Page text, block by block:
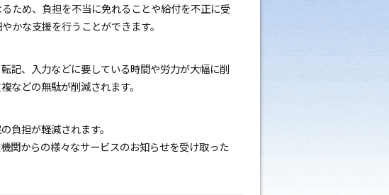
ため、負担を不当に免れることや給付を不正に受
かな支援を行うことができます。
記、入力などに要している時間や労力が大幅に削
などの無駄が削減されます。
負担が軽減されます。
関からの様々なサービスのお知らせを受け取った